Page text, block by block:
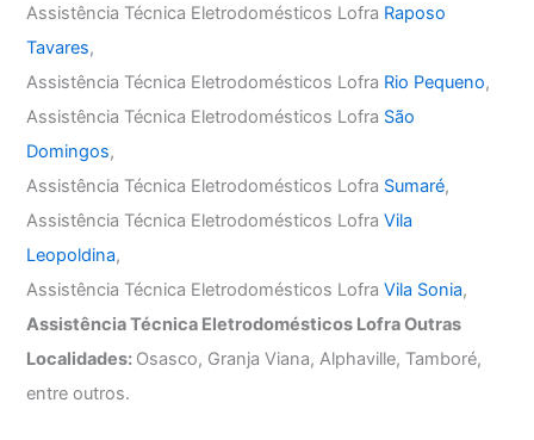
Assistência Técnica Eletrodomésticos Lofra Raposo
Tavares,
Assistência Técnica Eletrodomésticos Lofra Rio Pequeno,
Assistência Técnica Eletrodomésticos Lofra São
Domingos,
Assistência Técnica Eletrodomésticos Lofra Sumaré,
Assistência Técnica Eletrodomésticos LofraVila
Leopoldina,
Assistência Técnica Eletrodomésticos LofraVila Sonia,
Assistência Técnica Eletrodomésticos Lofra Outras
Localidades: Osasco, Granja Viana, Alphaville, Tamboré,
entre outros.